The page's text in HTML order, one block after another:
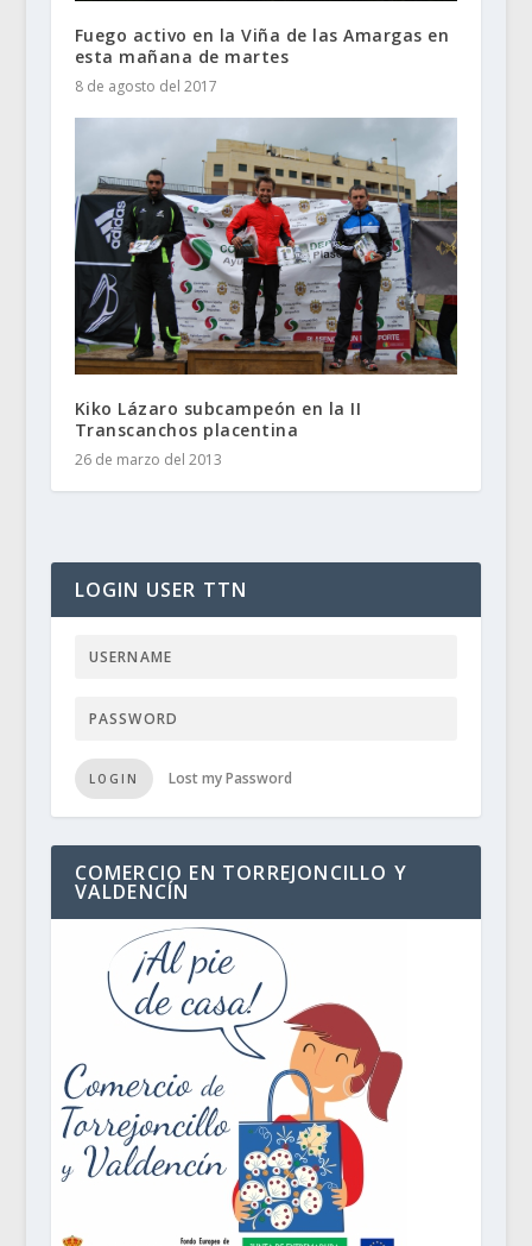
Fuego activo en la Viña de las Amargas en
esta mañana de martes
8 de agosto del 2017
Kiko Lázaro subcampeón en la II
Transcanchos placentina
26 de marzo del 2013
LOGIN USER TTN
LOGIN Lost my Password
COMERCIO EN TORREJONCILLO Y
VALDENCÍN